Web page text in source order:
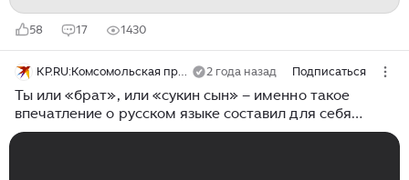
58 17 1430
KP.RU:Комсомольская правда 2 года назад Подписаться
Ты или «брат», или «сукин сын» – именно такое
впечатление о русском языке составил для себя
французский писатель Александр Дюма-старший. Он